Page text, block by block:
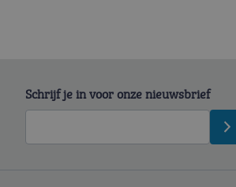
Schrijf je in voor onze nieuwsbrief